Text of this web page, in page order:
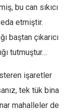
bu can sıkıcı
etmiştir.
baştan çıkarıcı
tutmuştur…
işaretler
tek tük bina
mahalleler de